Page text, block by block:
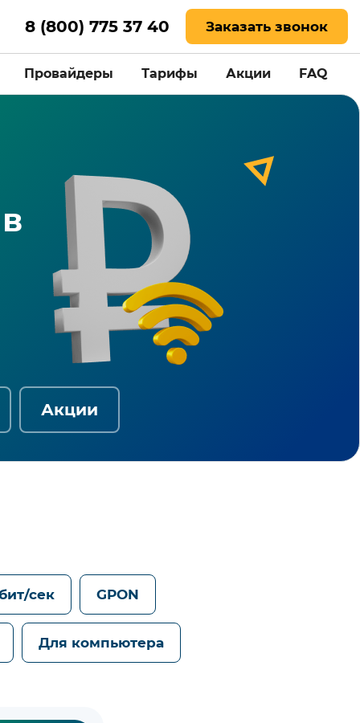
8 (800) 775 37 40 Заказать звонок
Провайдеры Тарифы Акции FAQ
Акции
сек GPON
Для компьютера